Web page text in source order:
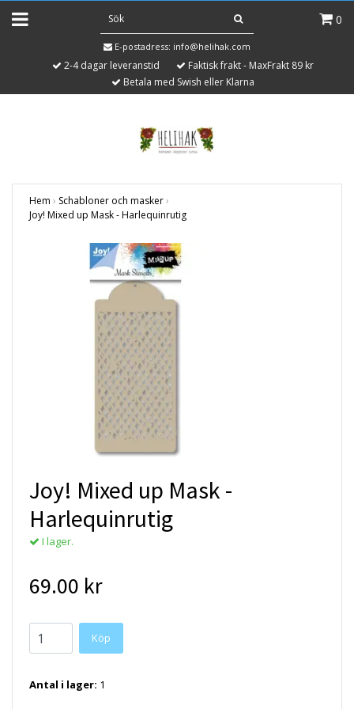
0
E-postadress: info@helihak.com
2-4 dagar leveranstid
Faktisk frakt - MaxFrakt 89 kr
Betala med Swish eller Klarna
Hem › Schabloner och masker›
Joy! Mixed up Mask - Harlequinrutig
Joy! Mixed up Mask -
Harlequinrutig
I lager.
69.00 kr
Antal i lager: 1